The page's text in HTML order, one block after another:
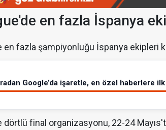
en fazla İspanya
en fazla şampiyonluğu İspanya ekipleri
Google’da işaretle, en özel haberlere
dörtlü final organizasyonu, 22-24